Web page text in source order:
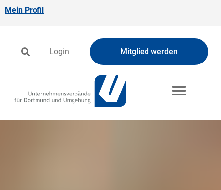
Mein Profil
Login Mitglied werden